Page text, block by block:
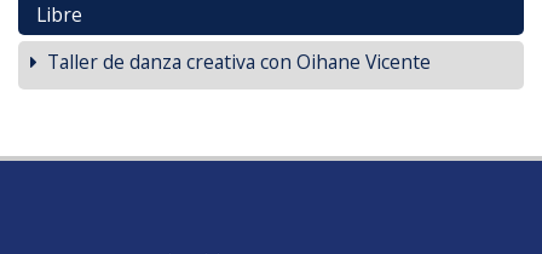
Libre
Taller de danza creativa con Oihane Vicente